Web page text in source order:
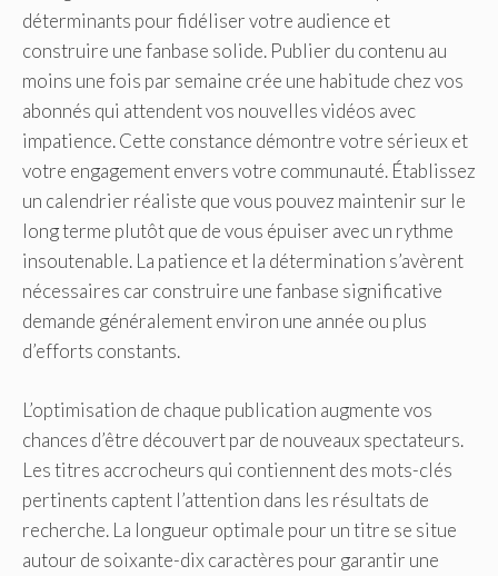
déterminants pour fidéliser votre audience et
construire une fanbase solide. Publier du contenu au
moins une fois par semaine crée une habitude chez vos
abonnés qui attendent vos nouvelles vidéos avec
impatience. Cette constance démontre votre sérieux et
votre engagement envers votre communauté. Établissez
un calendrier réaliste que vous pouvez maintenir sur le
long terme plutôt que de vous épuiser avec un rythme
insoutenable. La patience et la détermination s’avèrent
nécessaires car construire une fanbase significative
demande généralement environ une année ou plus
d’efforts constants.
L’optimisation de chaque publication augmente vos
chances d’être découvert par de nouveaux spectateurs.
Les titres accrocheurs qui contiennent des mots-clés
pertinents captent l’attention dans les résultats de
recherche. La longueur optimale pour un titre se situe
autour de soixante-dix caractères pour garantir une